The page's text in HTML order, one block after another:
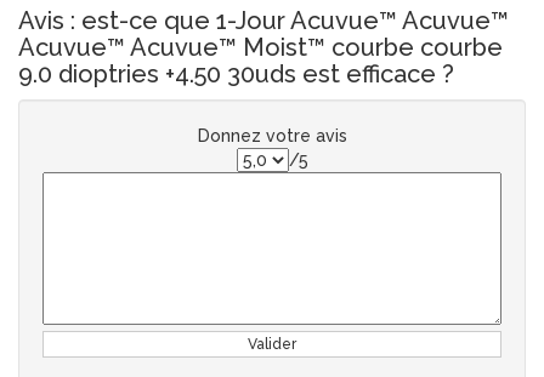
Avis : est-ce que 1-Jour Acuvue™ Acuvue™
Acuvue™ Acuvue™ Moist™ courbe courbe
9.0 dioptries +4.50 30uds est efficace ?
Donnez votre avis
/5
Valider